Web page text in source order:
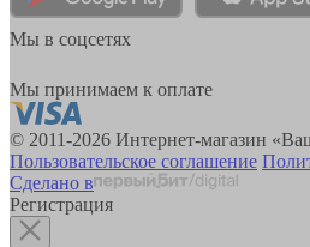
Мы в соцсетях
Мы принимаем к оплате
© 2011-2026 Интернет-магазин
Пользовательское соглашение
Сделано в
Регистрация